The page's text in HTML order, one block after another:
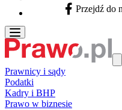
Facebook - otwiera
Przejdź do
Prawnicy i sądy
Podatki
Kadry i BHP
Prawo w biznesie